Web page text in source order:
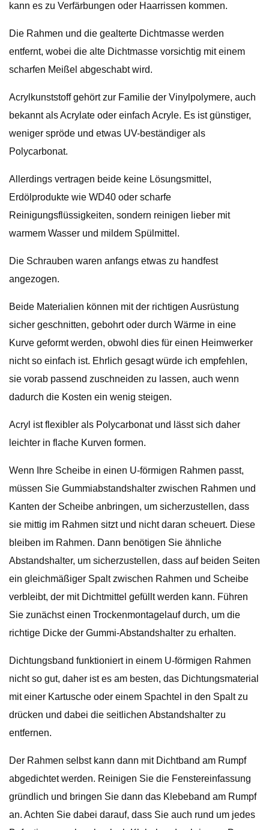
kann es zu Verfärbungen oder Haarrissen kommen.
Die Rahmen und die gealterte Dichtmasse werden
entfernt, wobei die alte Dichtmasse vorsichtig mit einem
scharfen Meißel abgeschabt wird.
Acrylkunststoff gehört zur Familie der Vinylpolymere, auch
bekannt als Acrylate oder einfach Acryle. Es ist günstiger,
weniger spröde und etwas UV-beständiger als
Polycarbonat.
Allerdings vertragen beide keine Lösungsmittel,
Erdölprodukte wie WD40 oder scharfe
Reinigungsflüssigkeiten, sondern reinigen lieber mit
warmem Wasser und mildem Spülmittel.
Die Schrauben waren anfangs etwas zu handfest
angezogen.
Beide Materialien können mit der richtigen Ausrüstung
sicher geschnitten, gebohrt oder durch Wärme in eine
Kurve geformt werden, obwohl dies für einen Heimwerker
nicht so einfach ist. Ehrlich gesagt würde ich empfehlen,
sie vorab passend zuschneiden zu lassen, auch wenn
dadurch die Kosten ein wenig steigen.
Acryl ist flexibler als Polycarbonat und lässt sich daher
leichter in flache Kurven formen.
Wenn Ihre Scheibe in einen U-förmigen Rahmen passt,
müssen Sie Gummiabstandshalter zwischen Rahmen und
Kanten der Scheibe anbringen, um sicherzustellen, dass
sie mittig im Rahmen sitzt und nicht daran scheuert. Diese
bleiben im Rahmen. Dann benötigen Sie ähnliche
Abstandshalter, um sicherzustellen, dass auf beiden Seiten
ein gleichmäßiger Spalt zwischen Rahmen und Scheibe
verbleibt, der mit Dichtmittel gefüllt werden kann. Führen
Sie zunächst einen Trockenmontagelauf durch, um die
richtige Dicke der Gummi-Abstandshalter zu erhalten.
Dichtungsband funktioniert in einem U-förmigen Rahmen
nicht so gut, daher ist es am besten, das Dichtungsmaterial
mit einer Kartusche oder einem Spachtel in den Spalt zu
drücken und dabei die seitlichen Abstandshalter zu
entfernen.
Der Rahmen selbst kann dann mit Dichtband am Rumpf
abgedichtet werden. Reinigen Sie die Fenstereinfassung
gründlich und bringen Sie dann das Klebeband am Rumpf
an. Achten Sie dabei darauf, dass Sie auch rund um jedes